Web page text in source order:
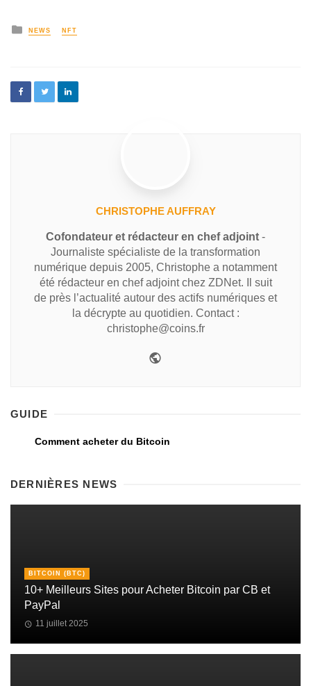
NEWS NFT
CHRISTOPHE AUFFRAY
Cofondateur et rédacteur en chef adjoint -
Journaliste spécialiste de la transformation
numérique depuis 2005, Christophe a notamment
été rédacteur en chef adjoint chez ZDNet. Il suit
de près l’actualité autour des actifs numériques et
la décrypte au quotidien. Contact :
christophe@coins.fr
GUIDE
Comment acheter du Bitcoin
DERNIÈRES NEWS
BITCOIN (BTC)
10+ Meilleurs Sites pour Acheter Bitcoin par CB et
PayPal
11 juillet 2025